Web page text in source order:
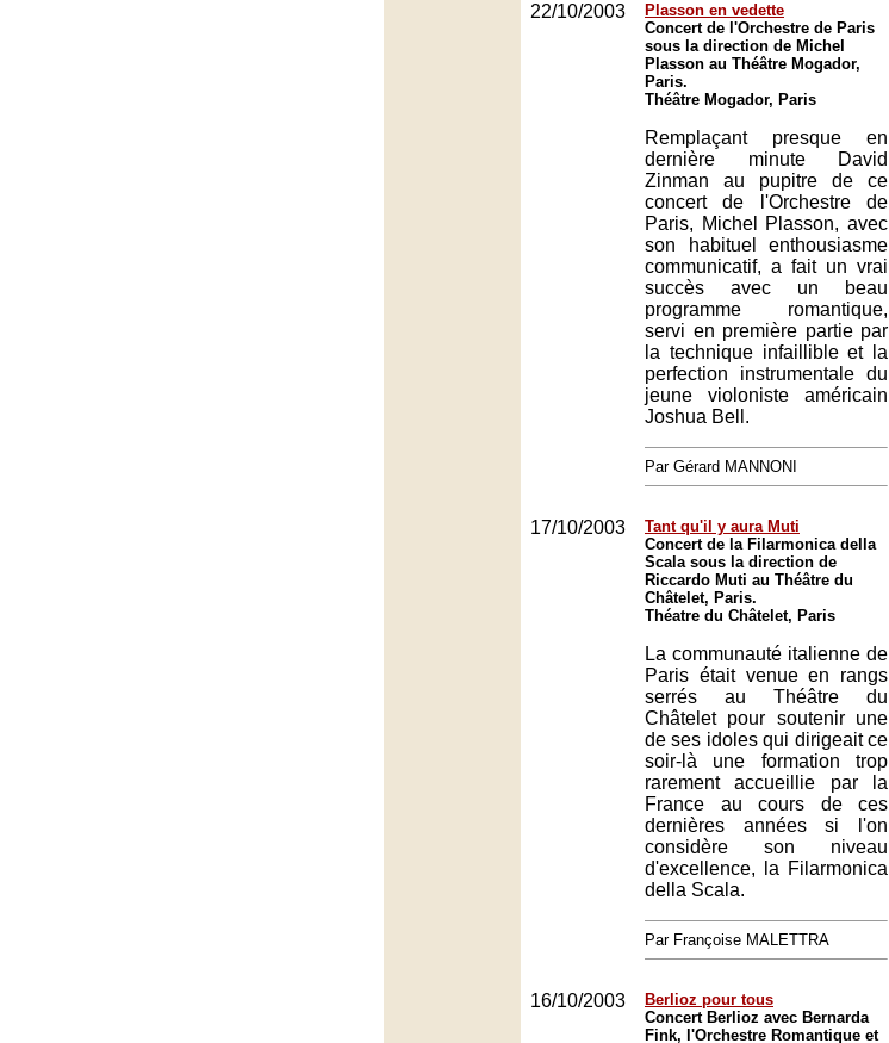
22/10/2003
Plasson en vedette
Concert de l'Orchestre de Paris
sous la direction de Michel
Plasson au Théâtre Mogador,
Paris.
Théâtre Mogador, Paris
Remplaçant presque en
dernière minute David
Zinman au pupitre de ce
concert de l'Orchestre de
Paris, Michel Plasson, avec
son habituel enthousiasme
communicatif, a fait un vrai
succès avec un beau
programme romantique,
servi en première partie par
la technique infaillible et la
perfection instrumentale du
jeune violoniste américain
Joshua Bell.
Par Gérard MANNONI
17/10/2003
Tant qu'il y aura Muti
Concert de la Filarmonica della
Scala sous la direction de
Riccardo Muti au Théâtre du
Châtelet, Paris.
Théatre du Châtelet, Paris
La communauté italienne de
Paris était venue en rangs
serrés au Théâtre du
Châtelet pour soutenir une
de ses idoles qui dirigeait ce
soir-là une formation trop
rarement accueillie par la
France au cours de ces
dernières années si l'on
considère son niveau
d'excellence, la Filarmonica
della Scala.
Par Françoise MALETTRA
16/10/2003
Berlioz pour tous
Concert Berlioz avec Bernarda
Fink, l'Orchestre Romantique et